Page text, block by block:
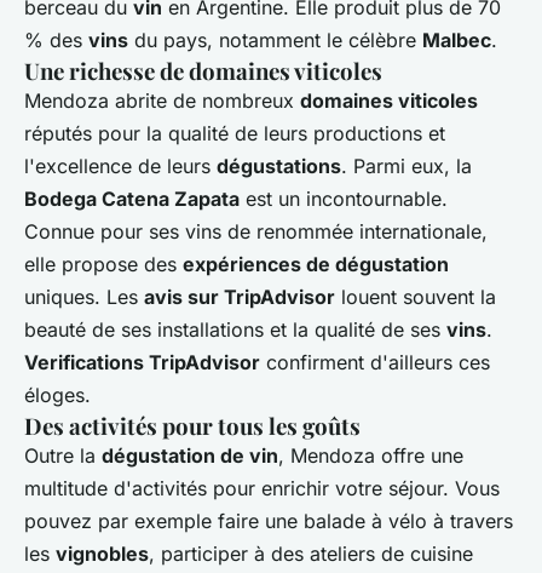
berceau du vin en Argentine. Elle produit plus de 70
% des vins du pays, notamment le célèbre Malbec.
Une richesse de domaines viticoles
Mendoza abrite de nombreux domaines viticoles
réputés pour la qualité de leurs productions et
l'excellence de leurs dégustations. Parmi eux, la
Bodega Catena Zapata est un incontournable.
Connue pour ses vins de renommée internationale,
elle propose des expériences de dégustation
uniques. Les avis sur TripAdvisor louent souvent la
beauté de ses installations et la qualité de ses vins.
Verifications TripAdvisor confirment d'ailleurs ces
éloges.
Des activités pour tous les goûts
Outre la dégustation de vin, Mendoza offre une
multitude d'activités pour enrichir votre séjour. Vous
pouvez par exemple faire une balade à vélo à travers
les vignobles, participer à des ateliers de cuisine